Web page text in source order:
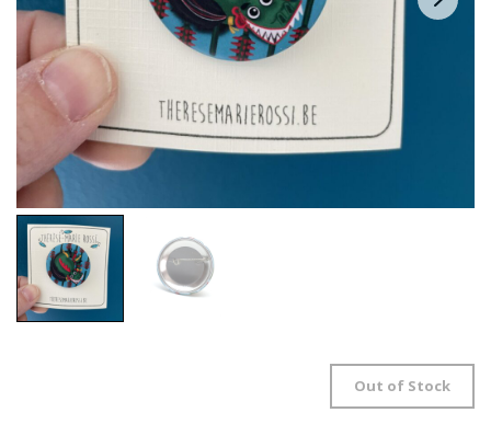
Out of Stock